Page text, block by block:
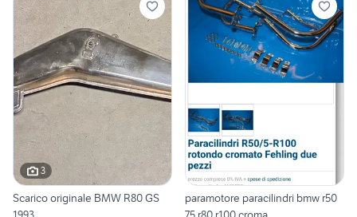
3
Scarico originale BMW R80 GS
paramotore paracilindri bmw r50